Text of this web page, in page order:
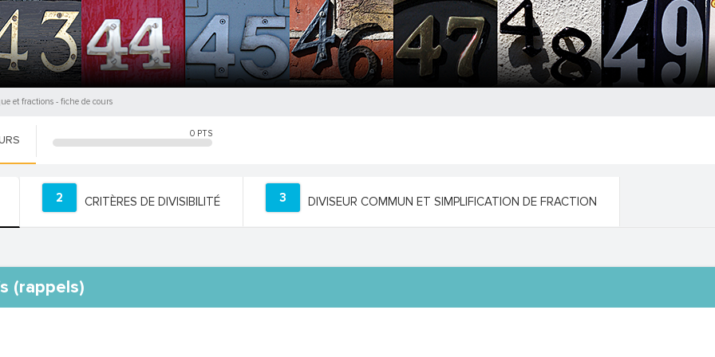
et fractions - fiche de cours
0 PTS
2 CRITÈRES DE DIVISIBILITÉ 3 DIVISEUR COMMUN ET SIMPLIFICATION DE FRACTION
(rappels)